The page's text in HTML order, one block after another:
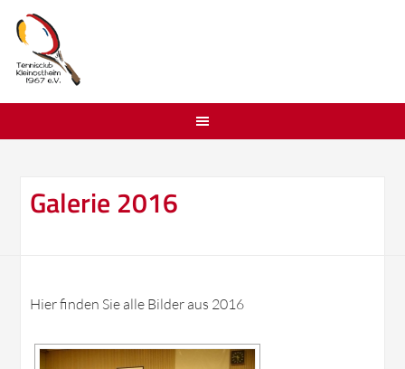
Galerie 2016
Hier finden Sie alle Bilder aus 2016